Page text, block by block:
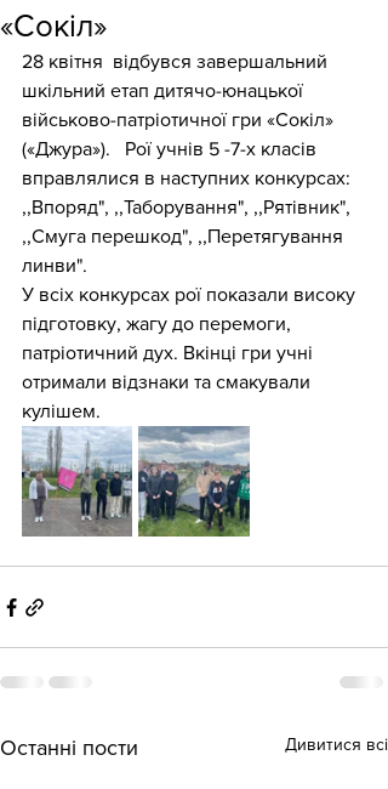
«Сокіл»
28 квітня  відбувся завершальний
шкільний етап дитячо-юнацької
військово-патріотичної гри «Сокіл»
(«Джура»).   Рої учнів 5 -7-х класів
вправлялися в наступних конкурсах:
,,Впоряд", ,,Таборування", ,,Рятівник",
,,Смуга перешкод", ,,Перетягування
линви".
У всіх конкурсах рої показали високу
підготовку, жагу до перемоги,
патріотичний дух. Вкінці гри учні
отримали відзнаки та смакували
кулішем.
Останні пости Дивитися всі